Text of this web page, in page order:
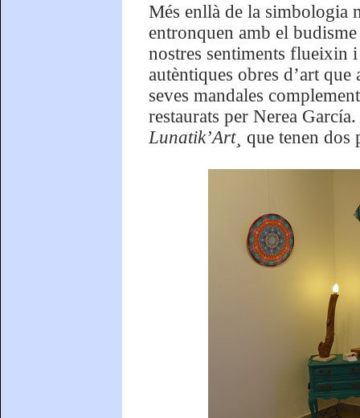
Més enllà de la simbologia
entronquen amb el
nostres sentiments flueixin
autèntiques obres d’art que
seves mandales
restaurats per Nerea
Lunatik’Art¸ que tenen dos